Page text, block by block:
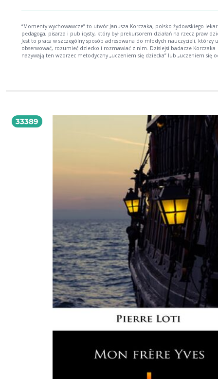
“Momenty wychowawcze” to utwór Janusza Korczaka, polsko-żydowskiego
pedagoga, pisarza i publicysty, który był prekursorem działań na rzecz praw
Jest to praca w szczególny sposób adresowana do młodych nauczycieli, którzy
obserwować, rozumieć dziecko i rozmawiać z nim. Dzisiejsi badacze Korczaka
nazywają ten wzorzec metodyczny „uczeniem się dziecka” lub „uczeniem się
33389